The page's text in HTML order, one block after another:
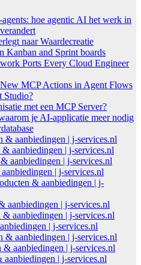
hoe agentic AI het werk in
naar Waardecreatie
Kanban and Sprint boards
Ports Every Cloud Engineer
MCP Actions in Agent Flows
Studio?
met een MCP Server?
je AI-applicatie meer nodig
& aanbiedingen | j-services.nl
aanbiedingen | j-services.nl
aanbiedingen | j-services.nl
| j-services.nl
& aanbiedingen | j-
aanbiedingen | j-services.nl
aanbiedingen | j-services.nl
| j-services.nl
& aanbiedingen | j-services.nl
aanbiedingen | j-services.nl
| j-services.nl